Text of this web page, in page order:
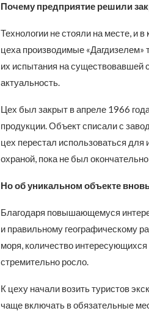
Почему предприятие решили
Технологии не стояли на месте, и
цеха производимые
их испытания на существовавшей
актуальность.
Цех был закрыт в апреле 1966
продукции. Объект списали с
цех перестал использоваться для
охраной, пока не был
Но об уникальном объекте
Благодаря повышающемуся
и правильному географическому
моря, количество интересующихся
стремительно росло.
К цеху начали возить туристов
чаще включать в обязательные